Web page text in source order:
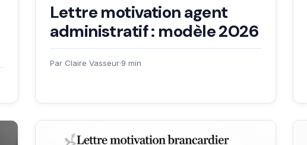
Lettre motivation agent
administratif : modèle 2026
Par Claire Vasseur·9 min